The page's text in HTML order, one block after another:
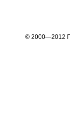
© 2000—2012